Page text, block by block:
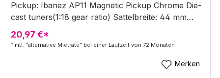
Pickup: Ibanez AP11 Magnetic Pickup Chrome Die-
cast tuners(1:18 gear ratio) Sattelbreite: 44 mm
Dicke am ersten Bund: 21mm Brücke: Katalox
Scalloped Bridge Mechaniken: Chrome Die-cast
.016/.022/.029/.048/.060/.070 Mensur: 685,7mm
20,97 €*
* mtl. "alternative Mietrate" bei einer Laufzeit von 72 Monaten
Merken